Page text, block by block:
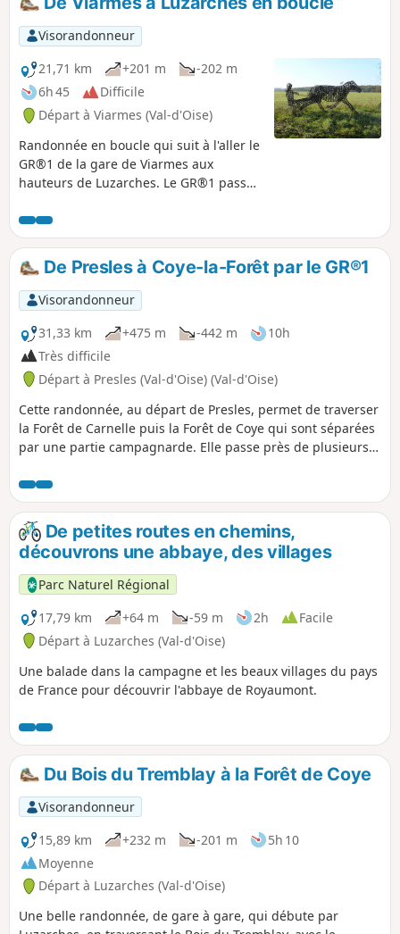
Visorandonneur
21,71 km
+201 m
-202 m
6h 45
Difficile
Départ à Viarmes (Val-d'Oise)
Randonnée en boucle qui suit à l'aller le
GR®1 de la gare de Viarmes aux
hauteurs de Luzarches. Le GR®1 passe
greens du Golf de Mont Griffon. Pour le
retour, le parcours traverse le Bois de
Bonnet puis le Hameau de Baillon, tout
proche de l'Abbaye de Royaumont.
De Presles à Coye-la-Forêt par le GR®1
Visorandonneur
31,33 km
+475 m -442 m
10h
Très difficile
Départ à Presles (Val-d'Oise) (Val-d'Oise)
Cette randonnée, au départ de Presles, permet de traverser
la Forêt de Carnelle puis la Forêt de Coye qui sont séparées
par une partie campagnarde. Elle passe près de plusieurs
village de Luzarches. Le GR® passe près du Lac Bleu et du
Petit Étang qui sont des curiosités naturelles intéressantes.
Ne pas rater non plus le magnifique point de vue de l'Église
de Noisy-sur-Oise.
De petites routes en chemins,
découvrons une abbaye, des villages
Parc Naturel Régional
17,79 km
+64 m -59 m 2h
Facile
Départ à Luzarches (Val-d'Oise)
Une balade dans la campagne et les beaux villages du pays
de France pour découvrir l'abbaye de Royaumont.
Du Bois du Tremblay à la Forêt de Coye
Visorandonneur
15,89 km
+232 m -201 m
5h 10
Moyenne
Départ à Luzarches (Val-d'Oise)
Une belle randonnée, de gare à gare, qui débute par